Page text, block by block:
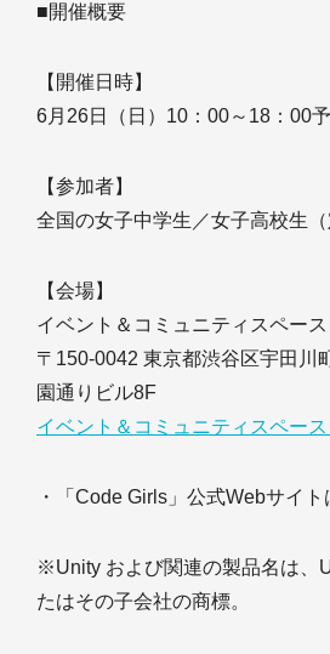
■開催概要
【開催日時】
6月26日（日）10：00～18：00
【参加者】
全国の女子中学生／女子高校生（
【会場】
イベント＆コミュニティスペース
〒150-0042 東京都渋谷区宇田川
園通りビル8F
イベント＆コミュニティスペース
・「Code Girls」公式Webサイト
※Unity および関連の製品名は、
たはその子会社の商標。